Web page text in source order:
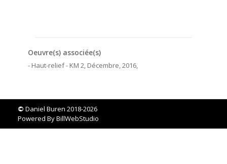
Oeuvre(s) associée(s)
- Haut-relief - KM 2, Décembre, 2016,
© Daniel Buren 2018-2026
Powered ByBillWebStudio